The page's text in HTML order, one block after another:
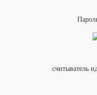
считыватель